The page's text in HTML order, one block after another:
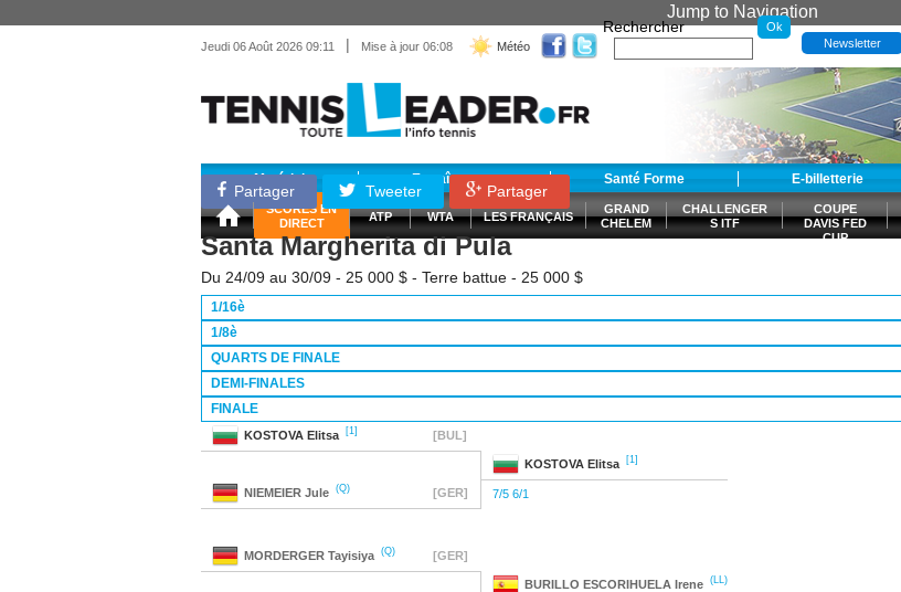
Jump to Navigation
Jeudi 06 Août 2026 09:11 | Mise à jour 06:08 Météo
Rechercher
Newsletter
Matériel Entraînement Santé Forme E-billetterie
SCORES EN
DIRECT
ATP WTA LES FRANÇAIS
GRAND
CHELEM
CHALLENGER
S ITF
COUPE
DAVIS FED
CUP
Partager Tweeter Partager
Santa Margherita di Pula
Du 24/09 au 30/09 - 25 000 $ - Terre battue - 25 000 $
1/16è
1/8è
QUARTS DE FINALE
DEMI-FINALES
FINALE
KOSTOVA Elitsa [1] [BUL]
KOSTOVA Elitsa [1]
NIEMEIER Jule (Q) [GER] 7/5 6/1
MORDERGER Tayisiya (Q) [GER]
BURILLO ESCORIHUELA Irene (LL)